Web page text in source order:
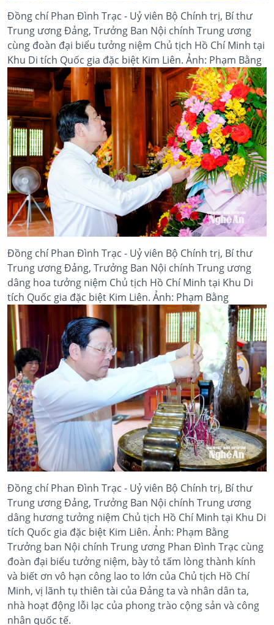
Đồng chí Phan Đình Trạc - Uỷ viên Bộ Chính trị, Bí thư
Trung ương Đảng, Trưởng Ban Nội chính Trung ương
cùng đoàn đại biểu tưởng niệm Chủ tịch Hồ Chí Minh tại
Khu Di tích Quốc gia đặc biệt Kim Liên. Ảnh: Phạm Bằng
Đồng chí Phan Đình Trạc - Uỷ viên Bộ Chính trị, Bí thư
Trung ương Đảng, Trưởng Ban Nội chính Trung ương
dâng hoa tưởng niệm Chủ tịch Hồ Chí Minh tại Khu Di
tích Quốc gia đặc biệt Kim Liên. Ảnh: Phạm Bằng
Đồng chí Phan Đình Trạc - Uỷ viên Bộ Chính trị, Bí thư
Trung ương Đảng, Trưởng Ban Nội chính Trung ương
dâng hương tưởng niệm Chủ tịch Hồ Chí Minh tại Khu Di
tích Quốc gia đặc biệt Kim Liên. Ảnh: Phạm Bằng
Trưởng ban Nội chính Trung ương Phan Đình Trạc cùng
đoàn đại biểu tưởng niệm, bày tỏ tấm lòng thành kính
và biết ơn vô hạn công lao to lớn của Chủ tịch Hồ Chí
Minh, vị lãnh tụ thiên tài của Đảng ta và nhân dân ta,
nhà hoạt động lỗi lạc của phong trào cộng sản và công
nhân quốc tế.